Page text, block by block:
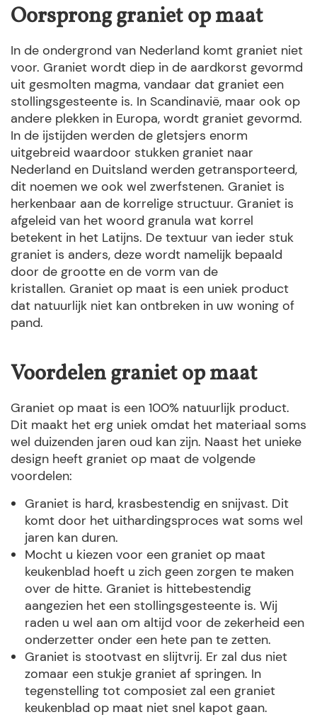
Oorsprong graniet op maat
In de ondergrond van Nederland komt graniet niet
voor. Graniet wordt diep in de aardkorst gevormd
uit gesmolten magma, vandaar dat graniet een
stollingsgesteente is. In Scandinavië, maar ook op
andere plekken in Europa, wordt graniet gevormd.
In de ijstijden werden de gletsjers enorm
uitgebreid waardoor stukken graniet naar
Nederland en Duitsland werden getransporteerd,
dit noemen we ook wel zwerfstenen. Graniet is
herkenbaar aan de korrelige structuur. Graniet is
afgeleid van het woord granula wat korrel
betekent in het Latijns. De textuur van ieder stuk
graniet is anders, deze wordt namelijk bepaald
door de grootte en de vorm van de
kristallen. Graniet op maat is een uniek product
dat natuurlijk niet kan ontbreken in uw woning of
pand.
Voordelen graniet op maat
Graniet op maat is een 100% natuurlijk product.
Dit maakt het erg uniek omdat het materiaal soms
wel duizenden jaren oud kan zijn. Naast het unieke
design heeft graniet op maat de volgende
voordelen:
Graniet is hard, krasbestendig en snijvast. Dit
komt door het uithardingsproces wat soms wel
jaren kan duren.
Mocht u kiezen voor een graniet op maat
keukenblad hoeft u zich geen zorgen te maken
over de hitte. Graniet is hittebestendig
aangezien het een stollingsgesteente is. Wij
raden u wel aan om altijd voor de zekerheid een
onderzetter onder een hete pan te zetten.
Graniet is stootvast en slijtvrij. Er zal dus niet
zomaar een stukje graniet af springen. In
tegenstelling tot composiet zal een graniet
keukenblad op maat niet snel kapot gaan.